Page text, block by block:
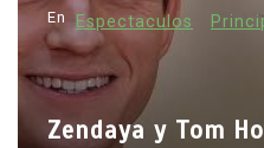
En Espectaculos
Zendaya y Tom